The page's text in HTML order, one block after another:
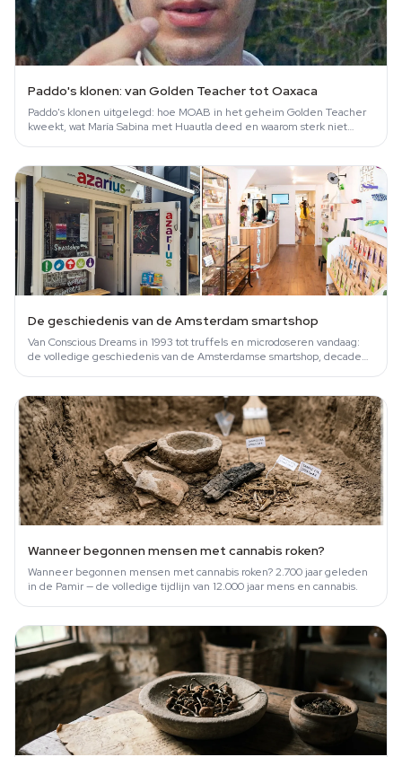
Paddo's klonen: van Golden Teacher tot Oaxaca
Paddo's klonen uitgelegd: hoe MOAB in het geheim Golden Teacher
kweekt, wat María Sabina met Huautla deed en waarom sterk niet
De geschiedenis van de Amsterdam smartshop
Van Conscious Dreams in 1993 tot truffels en microdoseren vandaag:
de volledige geschiedenis van de Amsterdamse smartshop, decade
Wanneer begonnen mensen met cannabis roken?
Wanneer begonnen mensen met cannabis roken? 2.700 jaar geleden
in de Pamir — de volledige tijdlijn van 12.000 jaar mens en cannabis.